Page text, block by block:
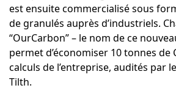
est ensuite commercialisé sous
de granulés auprès d’industriels.
“OurCarbon” – le nom de ce
permet d’économiser 10 tonnes de
calculs de l’entreprise, audités par
Tilth.